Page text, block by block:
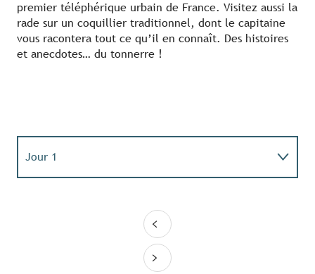
premier téléphérique urbain de France. Visitez aussi la
rade sur un coquillier traditionnel, dont le capitaine
vous racontera tout ce qu’il en connaît. Des histoires
et anecdotes… du tonnerre !
Jour 1